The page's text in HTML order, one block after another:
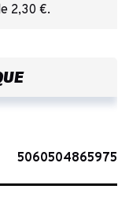
2,30 €.
5060504865975